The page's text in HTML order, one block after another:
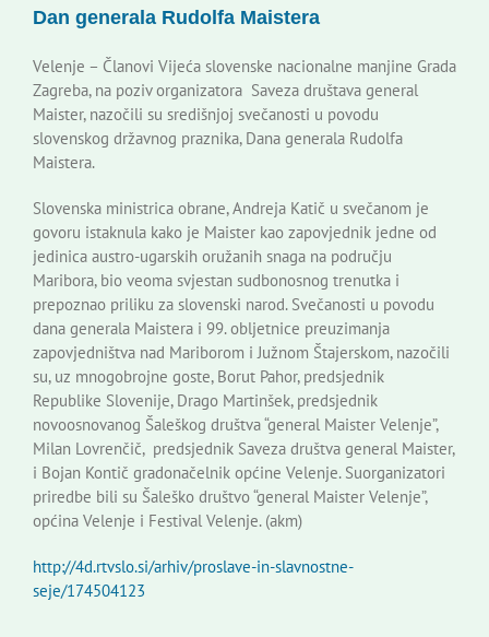
Korisne informacije
Dan generala Rudolfa Maistera
Velenje – Članovi Vijeća slovenske nacionalne manjine Grada
Zagreba, na poziv organizatora Saveza društava general
Maister, nazočili su središnjoj svečanosti u povodu
slovenskog državnog praznika, Dana generala Rudolfa
Maistera.
Slovenska ministrica obrane, Andreja Katič u svečanom je
govoru istaknula kako je Maister kao zapovjednik jedne od
jedinica austro-ugarskih oružanih snaga na području
Maribora, bio veoma svjestan sudbonosnog trenutka i
prepoznao priliku za slovenski narod. Svečanosti u povodu
dana generala Maistera i 99. obljetnice preuzimanja
zapovjedništva nad Mariborom i Južnom Štajerskom, nazočili
su, uz mnogobrojne goste, Borut Pahor, predsjednik
Republike Slovenije, Drago Martinšek, predsjednik
novoosnovanog Šaleškog društva “general Maister Velenje”,
Milan Lovrenčič, predsjednik Saveza društva general Maister,
i Bojan Kontič gradonačelnik općine Velenje. Suorganizatori
priredbe bili su Šaleško društvo “general Maister Velenje”,
općina Velenje i Festival Velenje. (akm)
http://4d.rtvslo.si/arhiv/proslave-in-slavnostne-
seje/174504123